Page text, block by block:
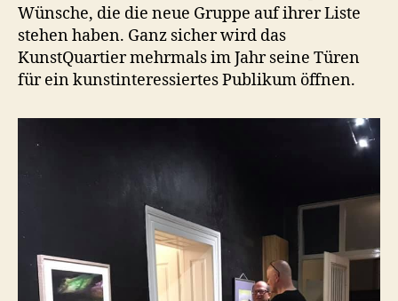
Wünsche, die die neue Gruppe auf ihrer Liste
stehen haben. Ganz sicher wird das
KunstQuartier mehrmals im Jahr seine Türen
für ein kunstinteressiertes Publikum öffnen.